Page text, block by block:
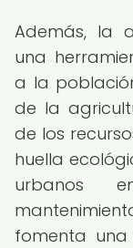
Además, la
una
a la
de la
de los
huella
urbanos
fomenta una